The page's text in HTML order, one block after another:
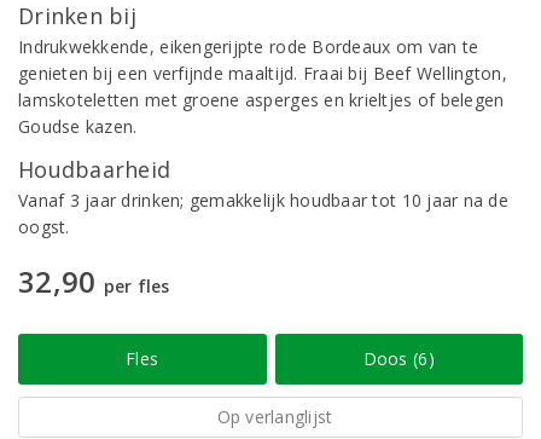
Drinken bij
Indrukwekkende, eikengerijpte rode Bordeaux om van te
genieten bij een verfijnde maaltijd. Fraai bij Beef Wellington,
lamskoteletten met groene asperges en krieltjes of belegen
Goudse kazen.
Houdbaarheid
Vanaf 3 jaar drinken; gemakkelijk houdbaar tot 10 jaar na de
oogst.
32,90 per fles
Fles Doos (6)
Op verlanglijst